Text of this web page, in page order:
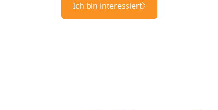
Ich bin interessiert